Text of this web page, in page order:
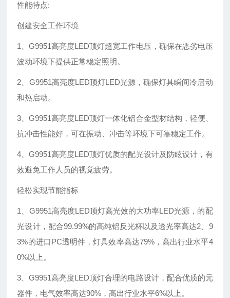
性能特点:
创建安全工作环境
1、G9951高亮度LED顶灯超宽工作电压，确保在恶劣电压
波动环境下提供正常稳定照明。
2、G9951高亮度LED顶灯LED光源，确保灯具瞬间冷启动
和热启动。
3、G9951高亮度LED顶灯一体化铝合金型材结构，轻便、
抗冲击性能好，可在振动、冲击等环境下可靠稳定工作。
4、G9951高亮度LED顶灯优质的配光设计及防眩设计，有
效避免工作人员的视觉疲劳。
轻松实现节能指标
1、G9951高亮度LED顶灯高光效的大功率LED光源，的配
光设计，配合99.99%的高纯铝反光杯以及透光率高达2、9
3%的进口PC透明件，灯具效率高达79%，高出行业水平4
0%以上。
3、G9951高亮度LED顶灯合理的电路设计，配合优质的元
器件，电气效率高达90%，高出行业水平6%以上。